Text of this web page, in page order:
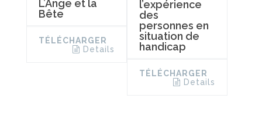
L’Ange et la
Bête
TÉLÉCHARGER
Details
l’expérience
des
personnes en
situation de
handicap
TÉLÉCHARGER
Details